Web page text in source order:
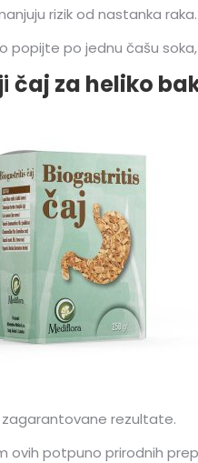
rizik od nastanka raka.
popijte po jednu čašu
čaj za heliko
rezultate.
ovih potpuno prirodnih